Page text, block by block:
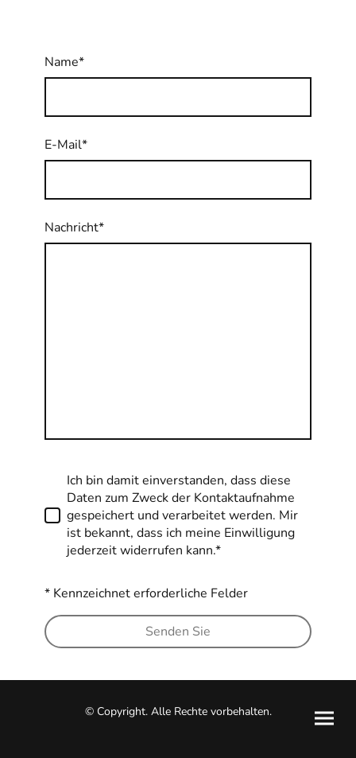
Name*
E-Mail*
Nachricht*
Ich bin damit einverstanden, dass diese
Daten zum Zweck der Kontaktaufnahme
gespeichert und verarbeitet werden. Mir
ist bekannt, dass ich meine Einwilligung
jederzeit widerrufen kann.*
* Kennzeichnet erforderliche Felder
Senden Sie
© Copyright. Alle Rechte vorbehalten.